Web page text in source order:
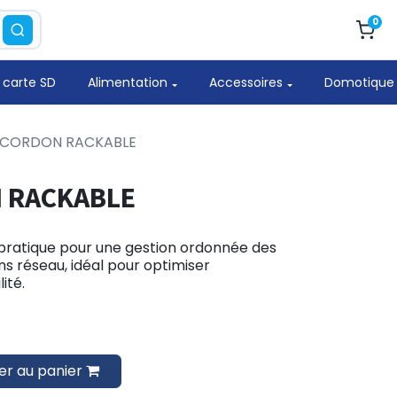
0
SD Alimentation Accessoires Domotique
RACKABLE
RACKABLE
pour une gestion ordonnée des
réseau, idéal pour optimiser
au panier